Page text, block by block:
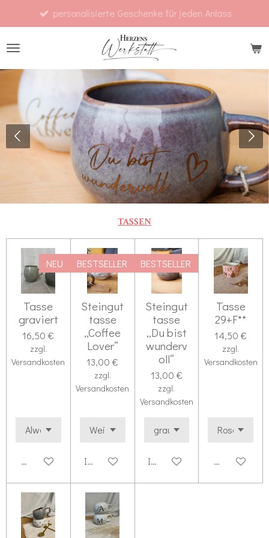
Hauptinhalt
springen
personalisierte Geschenke für jeden Anlass
TASSEN
NEU
Tasse
graviert
16,50 €
zzgl.
Versandkosten
Details anzeigen
BESTSELLER
Steingut
tasse
„Coffee
Lover“
13,00 €
zzgl.
Versandkosten
In den Warenkorb
BESTSELLER
Steingut
tasse
„Du bist
wunderv
oll“
13,00 €
zzgl.
Versandkosten
In den Warenkorb
Tasse
29+F**
14,50 €
zzgl.
Versandkosten
Details